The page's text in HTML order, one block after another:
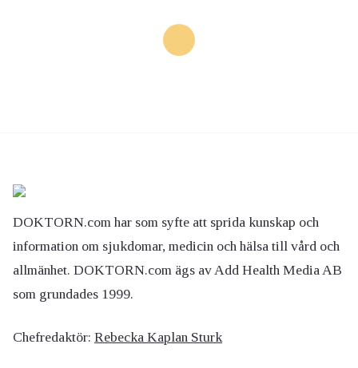
DOKTORN.com har som syfte att sprida kunskap och
information om sjukdomar, medicin och hälsa till vård och
allmänhet. DOKTORN.com ägs av Add Health Media AB
som grundades 1999.
Chefredaktör: Rebecka Kaplan Sturk